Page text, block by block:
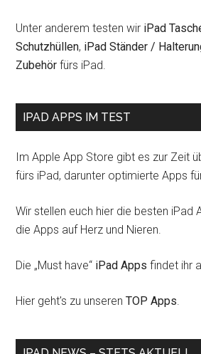
Unter anderem testen wir iPad
Schutzhüllen, iPad Ständer /
Zubehör fürs iPad.
IPAD APPS IM TEST
Im Apple App Store gibt es zur Zeit
fürs iPad, darunter optimierte Apps
Wir stellen euch hier die besten iPad
die Apps auf Herz und Nieren.
Die „Must have“ iPad Apps findet ihr
Hier geht's zu unserenTOP Apps.